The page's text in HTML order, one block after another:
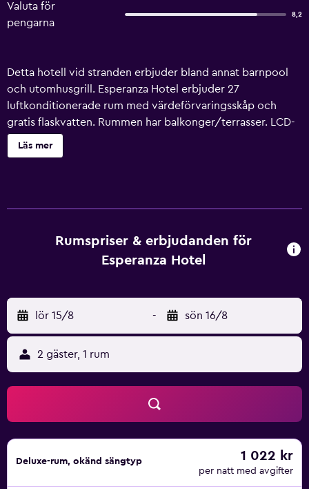
Valuta för
pengarna
8,2
Detta hotell vid stranden erbjuder bland annat barnpool
och utomhusgrill. Esperanza Hotel erbjuder 27
luftkonditionerade rum med värdeförvaringsskåp och
gratis flaskvatten. Rummen har balkonger/terrasser. LCD-
tv med satellitkanaler. Badrummen har dusch, tofflor,
gratis toalettartiklar och hårtorkar. Gäster har tillgång till
Läs mer
Rumspriser & erbjudanden för
Esperanza Hotel
lör 15/8 - sön 16/8
2 gäster, 1 rum
Deluxe-rum, okänd sängtyp 1 022 kr
per natt med avgifter